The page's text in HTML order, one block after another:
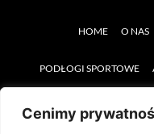
Cenimy
HOME O NAS
PODŁOGI SPORTOWE